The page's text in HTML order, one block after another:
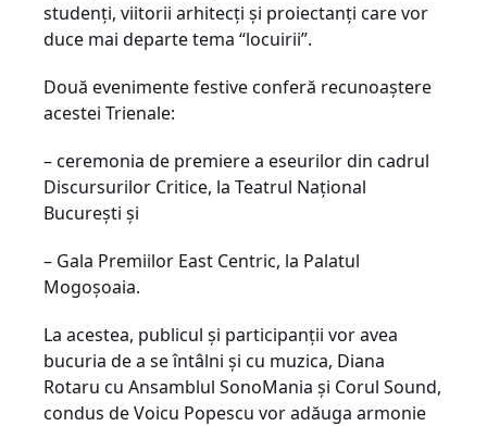
studenți, viitorii arhitecți și proiectanți care vor
duce mai departe tema “locuirii”.
Două evenimente festive conferă recunoaștere
acestei Trienale:
– ceremonia de premiere a eseurilor din cadrul
Discursurilor Critice, la Teatrul Național
București și
– Gala Premiilor East Centric, la Palatul
Mogoșoaia.
La acestea, publicul și participanții vor avea
bucuria de a se întâlni și cu muzica, Diana
Rotaru cu Ansamblul SonoMania și Corul Sound,
condus de Voicu Popescu vor adăuga armonie